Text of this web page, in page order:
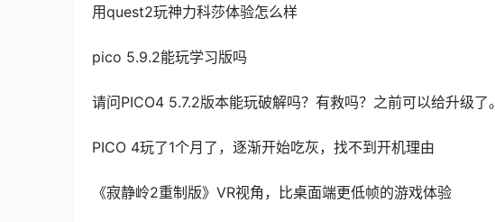
用quest2玩神力科莎体验怎么样
pico 5.9.2能玩学习版吗
请问PICO4 5.7.2版本能玩破解吗？有救吗？之前可以给升级了。
PICO 4玩了1个月了，逐渐开始吃灰，找不到开机理由
《寂静岭2重制版》VR视角，比桌面端更低帧的游戏体验